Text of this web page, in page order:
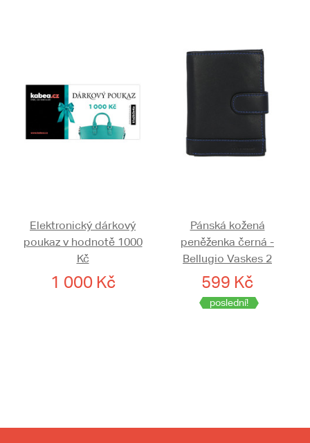
Elektronický dárkový
poukaz v hodnotě 1000
Kč
1 000 Kč
Pánská kožená
peněženka černá -
Bellugio Vaskes 2
599 Kč
poslední!